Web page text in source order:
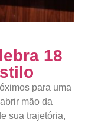
18
para uma
mão da
sua trajetória,